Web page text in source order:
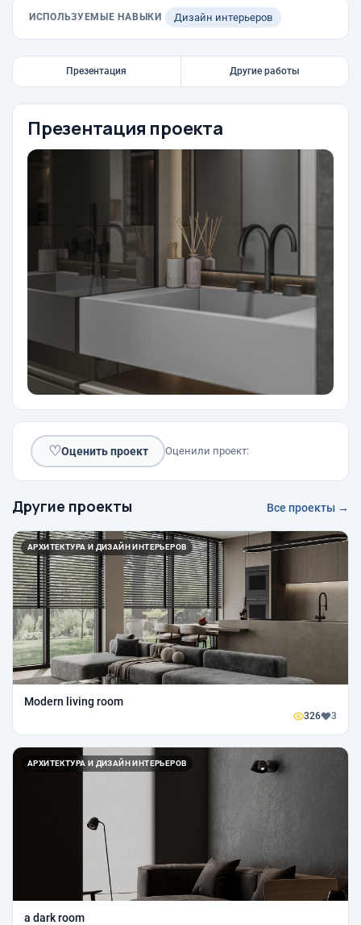
ИСПОЛЬЗУЕМЫЕ НАВЫКИ Дизайн интерьеров
Презентация Другие работы
Презентация проекта
♡Оценить проект Оценили проект:
Другие проекты Все проекты →
АРХИТЕКТУРА И ДИЗАЙН ИНТЕРЬЕРОВ
Modern living room
326 3
АРХИТЕКТУРА И ДИЗАЙН ИНТЕРЬЕРОВ
a dark room